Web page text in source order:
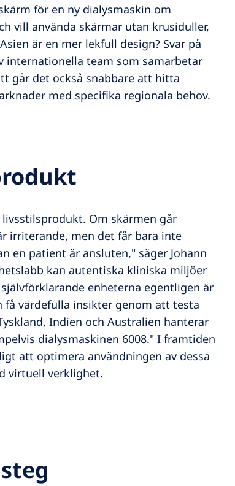
för en ny dialysmaskin om
vill använda skärmar utan krusiduller,
är en mer lekfull design? Svar på
internationella team som samarbetar
går det också snabbare att hitta
med specifika regionala behov.
Om skärmen går
irriterande, men det får bara inte
en patient är ansluten," säger Johann
kan autentiska kliniska miljöer
enheterna egentligen är
få värdefulla insikter genom att testa
Indien och Australien hanterar
dialysmaskinen 6008." I framtiden
att optimera användningen av dessa
virtuell verklighet.